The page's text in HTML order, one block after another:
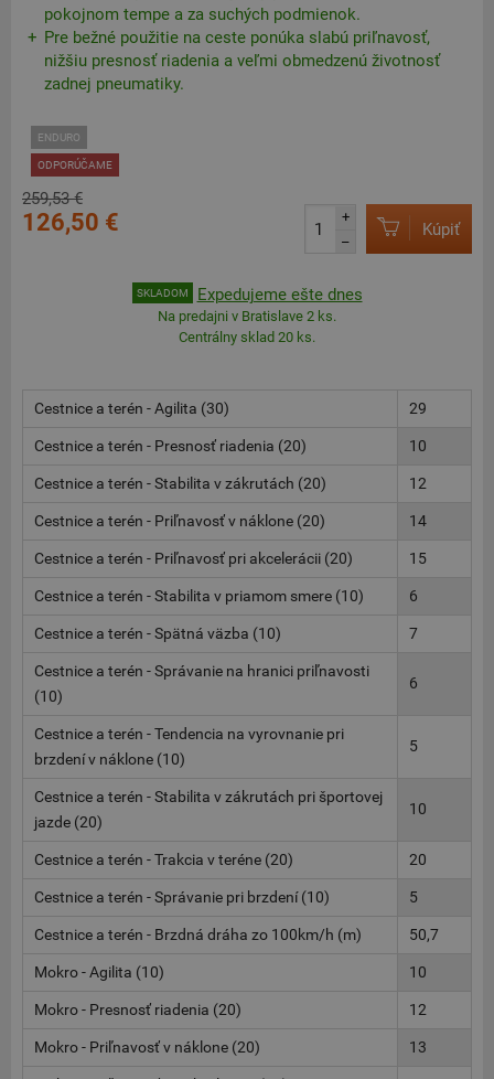
pokojnom tempe a za suchých podmienok.
Pre bežné použitie na ceste ponúka slabú priľnavosť,
nižšiu presnosť riadenia a veľmi obmedzenú životnosť
zadnej pneumatiky.
ENDURO
ODPORÚČAME
259,53 €
126,50 €
+
–
Kúpiť
SKLADOM Expedujeme ešte dnes
Na predajni v Bratislave 2 ks.
Centrálny sklad 20 ks.
Cestnice a terén - Agilita (30) 29
Cestnice a terén - Presnosť riadenia (20) 10
Cestnice a terén - Stabilita v zákrutách (20) 12
Cestnice a terén - Priľnavosť v náklone (20) 14
Cestnice a terén - Priľnavosť pri akcelerácii (20) 15
Cestnice a terén - Stabilita v priamom smere (10) 6
Cestnice a terén - Spätná väzba (10) 7
Cestnice a terén - Správanie na hranici priľnavosti
(10)
6
Cestnice a terén - Tendencia na vyrovnanie pri
brzdení v náklone (10)
5
Cestnice a terén - Stabilita v zákrutách pri športovej
jazde (20)
10
Cestnice a terén - Trakcia v teréne (20) 20
Cestnice a terén - Správanie pri brzdení (10) 5
Cestnice a terén - Brzdná dráha zo 100km/h (m) 50,7
Mokro - Agilita (10) 10
Mokro - Presnosť riadenia (20) 12
Mokro - Priľnavosť v náklone (20) 13